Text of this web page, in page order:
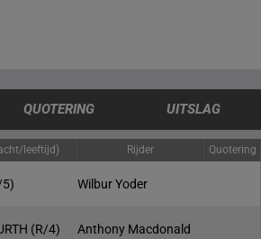
QUOTERING UITSLAG
leeftijd) Rijder Quotering
5) Wilbur Yoder
(R/4) Anthony Macdonald